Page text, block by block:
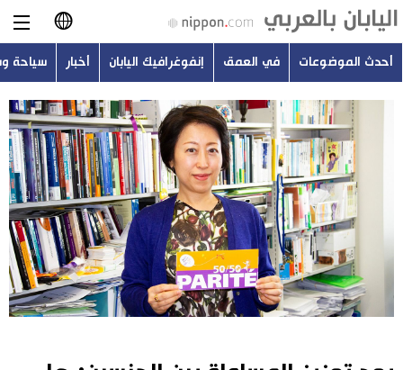
日本語
English
简体字
繁體字
Français
Español
أحدث الموضوعات
في العمق
إنفوغرافيك اليابان
أحدث الموضوعات في العمق إنفوغرافيك اليابان أخبار سياحة